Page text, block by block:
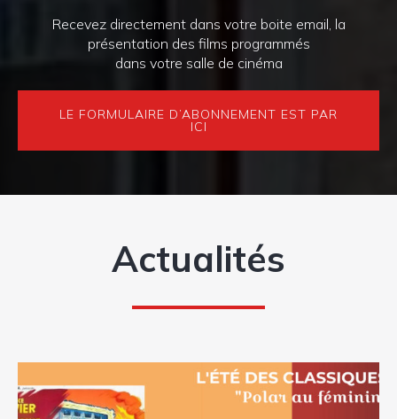
Recevez directement dans votre boite email, la
présentation des films programmés
dans votre salle de cinéma
LE FORMULAIRE D’ABONNEMENT EST PAR
ICI
Actualités